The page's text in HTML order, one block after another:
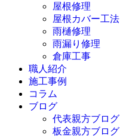
屋根修理
屋根カバー工法
雨樋修理
雨漏り修理
倉庫工事
職人紹介
施工事例
コラム
ブログ
代表親方ブログ
板金親方ブログ